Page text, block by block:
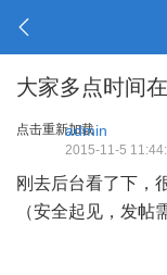
大家多点时间
点击重新加载
admin
2015-11-5
刚去后台看了下，
（安全起见，发帖